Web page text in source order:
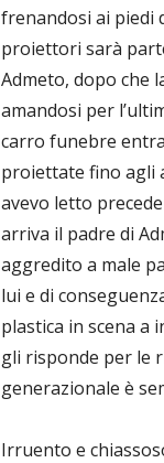
frenandosi ai piedi
proiettori sarà
Admeto, dopo che
amandosi per
carro funebre
proiettate fino agli
avevo letto
arriva il padre di
aggredito a male
lui e di
plastica in scena a
gli risponde per le
generazionale è
Irruento e